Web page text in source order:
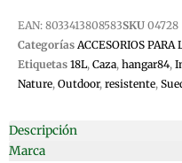
EAN: 8033413808583SKU 04728
Categorías ACCESORIOS PARA
Etiquetas 18L, Caza, hangar84,
Nature, Outdoor, resistente,
Descripción
Marca